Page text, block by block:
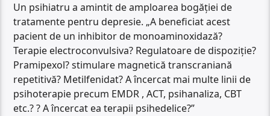
Un psihiatru a amintit de amploarea bogăției de
tratamente pentru depresie. „A beneficiat acest
pacient de un inhibitor de monoaminoxidază?
Terapie electroconvulsiva? Regulatoare de dispoziție?
Pramipexol? stimulare magnetică transcraniană
repetitivă? Metilfenidat? A încercat mai multe linii de
psihoterapie precum EMDR , ACT, psihanaliza, CBT
etc.? ? A încercat ea terapii psihedelice?”